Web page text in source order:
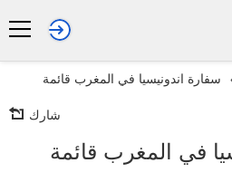
سفارة اندونيسيا في المغرب قائمة
شارك
في المغرب قائمة